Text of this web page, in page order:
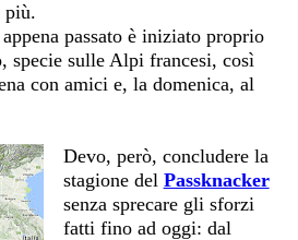
più.
passato è iniziato proprio
specie sulle Alpi francesi, così
con amici e, la domenica, al
Devo, però, concludere la
stagione del Passknacker
senza sprecare gli sforzi
fatti fino ad oggi: dal